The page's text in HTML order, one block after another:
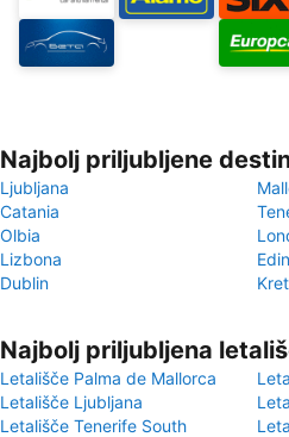
Najbolj priljubljene
Ljubljana
Catania
Olbia
Lizbona
Dublin
Najbolj priljubljena
Letališče Palma de Mallorca
Letališče Ljubljana
Letališče Tenerife South